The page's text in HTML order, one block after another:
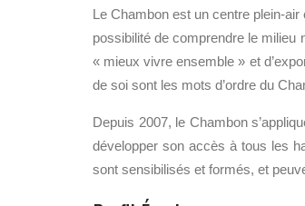
Le Chambon est un centre plein-
possibilité de comprendre le milieu
« mieux vivre ensemble » et
de soi sont les mots d’ordre du
Depuis 2007, le Chambon
développer son accès à tous les
sont sensibilisés et formés, et